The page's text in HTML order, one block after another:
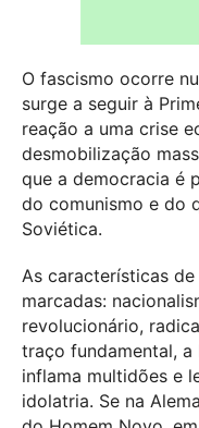
O fascismo ocorre
surge a seguir à
reação a uma crise
desmobilização
que a democracia é
do comunismo e do
Soviética.
As características
marcadas:
revolucionário,
traço fundamental,
inflama multidões e
idolatria. Se na